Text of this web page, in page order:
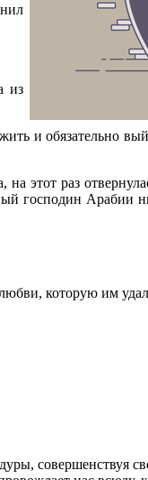
из
и обязательно
на этот раз
господин Арабии
которую им
совершенствуя